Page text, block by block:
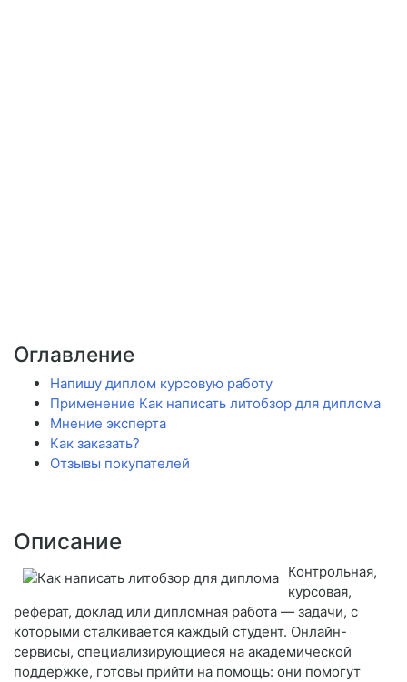
Оглавление
Напишу диплом курсовую работу
Применение Как написать литобзор для диплома
Мнение эксперта
Как заказать?
Отзывы покупателей
Описание
Контрольная,
курсовая,
реферат, доклад или дипломная работа — задачи, с
которыми сталкивается каждый студент. Онлайн-
сервисы, специализирующиеся на академической
поддержке, готовы прийти на помощь: они помогут